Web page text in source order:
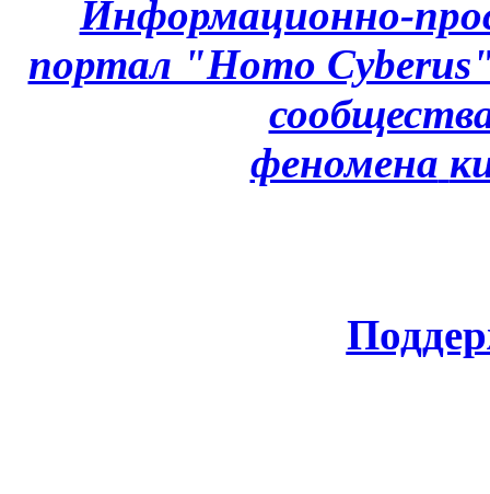
Информационно-
портал "Homo
феномена